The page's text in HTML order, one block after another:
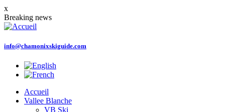
Aller
au
contenu
x
Breaking news
info@chamonixskiguide.com
Main
Accueil
Vallee Blanche
VB Ski